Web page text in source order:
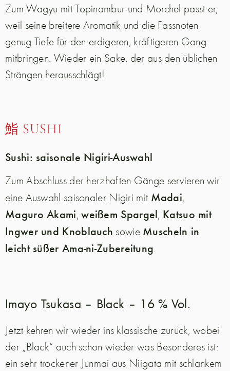
Zum Wagyu mit Topinambur und Morchel passt er,
weil seine breitere Aromatik und die Fassnoten
genug Tiefe für den erdigeren, kräftigeren Gang
mitbringen. Wieder ein Sake, der aus den üblichen
Strängen herausschlägt!
鮨 SUSHI
Sushi: saisonale Nigiri-Auswahl
Zum Abschluss der herzhaften Gänge servieren wir
eine Auswahl saisonaler Nigiri mit Madai,
Maguro Akami,weißem Spargel, Katsuo mit
Ingwer und Knoblauch sowie Muscheln in
leicht süßer Ama-ni-Zubereitung.
Imayo Tsukasa – Black – 16 % Vol.
Jetzt kehren wir wieder ins klassische zurück, wobei
der „Black“ auch schon wieder was Besonderes ist:
ein sehr trockener Junmai aus Niigata mit schlankem